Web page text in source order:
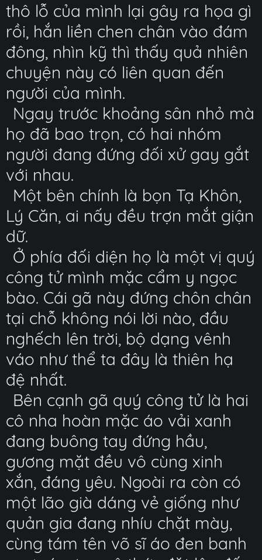
thô lỗ của mình lại gây ra họa gì
rồi, hắn liền chen chân vào đám
đông, nhìn kỹ thì thấy quả nhiên
chuyện này có liên quan đến
người của mình.
Ngay trước khoảng sân nhỏ mà
họ đã bao trọn, có hai nhóm
người đang đứng đối xử gay gắt
với nhau.
Một bên chính là bọn Tạ Khôn,
Lý Căn, ai nấy đều trợn mắt giận
dữ.
Ở phía đối diện họ là một vị quý
công tử mình mặc cẩm y ngọc
bào. Cái gã này đứng chôn chân
tại chỗ không nói lời nào, đầu
nghếch lên trời, bộ dạng vênh
váo như thể ta đây là thiên hạ
đệ nhất.
Bên cạnh gã quý công tử là hai
cô nha hoàn mặc áo vải xanh
đang buông tay đứng hầu,
gương mặt đều vô cùng xinh
xắn, đáng yêu. Ngoài ra còn có
một lão già dáng vẻ giống như
quản gia đang nhíu chặt mày,
cùng tám tên võ sĩ áo đen banh